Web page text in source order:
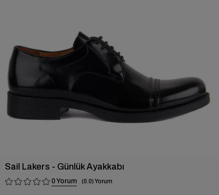
Sail Lakers - Günlük Ayakkabı
0 0.0